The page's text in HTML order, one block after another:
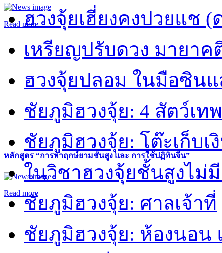
Read more
หลักสูตร “การหาฤกษ์ยามชั้นสูง และ การใช้ปฏิทินจีน”
Read more
ฮวงจุ้ยเฮี่ยงคงปวยแช (
เหรียญปรับดวง มายา
ฮวงจุ้ยปลอม ในมือซิน
ชัยภูมิฮวงจุ้ย: 4 สัตว์เทพ
ชัยภูมิฮวงจุ้ย: โต๊ะเก็บเ
ในวิชาฮวงจุ้ยชั้นสูงไม่
ชัยภูมิฮวงจุ้ย: ศาลเจ้าที่
ชัยภูมิฮวงจุ้ย: ห้องนอน